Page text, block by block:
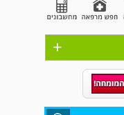
+